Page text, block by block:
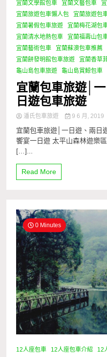
宜蘭文學館包車
宜蘭文藝包車
宜蘭旅遊包車懶人包
宜蘭旅遊包
宜蘭暑假包車旅遊
宜蘭梅花湖包
宜蘭清水地熱包車
宜蘭福壽山包
宜蘭藝術包車
宜蘭蘇澳包車推薦
宜蘭餅發明館包車旅遊
宜蘭香草
龜山島包車旅遊
龜山島賞鯨包車
宜蘭包車旅遊│
日遊包車旅遊
潘氏包車旅遊 9 6 月, 2019
宜蘭包車旅遊│一日遊、兩日
饗宴一日遊 太平山森林遊樂
[…]...
Read More
0 Minutes
12人座包車 12人座包車介紹 12